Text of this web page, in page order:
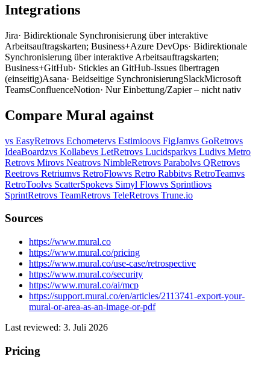
Integrations
Jira· Bidirektionale Synchronisierung über interaktive
Arbeitsauftragskarten; Business+Azure DevOps· Bidirektionale
Synchronisierung über interaktive Arbeitsauftragskarten;
Business+GitHub· Stickies an GitHub-Issues übertragen
(einseitig)Asana· Beidseitige SynchronisierungSlackMicrosoft
TeamsConfluenceNotion· Nur Einbettung/Zapier – nicht nativ
Compare Mural against
vs EasyRetrovs Echometervs Estimioovs FigJamvs GoRetrovs
IdeaBoardzvs Kollabevs LetRetrovs Lucidsparkvs Ludivs Metro
Retrovs Mirovs Neatrovs NimbleRetrovs Parabolvs QRetrovs
Reetrovs Retriumvs RetroFlowvs Retro Rabbitvs RetroTeamvs
RetroToolvs ScatterSpokevs Simyl Flowvs Sprintliovs
SprintRetrovs TeamRetrovs TeleRetrovs Trune.io
Sources
https://www.mural.co
https://www.mural.co/pricing
https://www.mural.co/use-case/retrospective
https://www.mural.co/security
https://www.mural.co/ai/mcp
https://support.mural.co/en/articles/2113741-export-your-
mural-or-area-as-an-image-or-pdf
Last reviewed: 3. Juli 2026
Pricing